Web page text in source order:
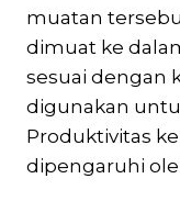
muatan
dimuat ke
sesuai dengan
digunakan
Produktivitas
dipengaruhi